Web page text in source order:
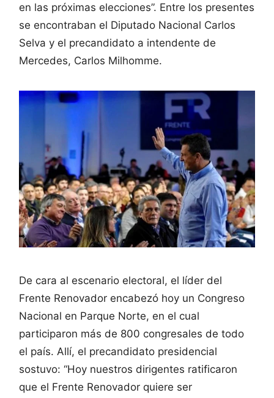
en las próximas elecciones”. Entre los presentes
se encontraban el Diputado Nacional Carlos
Selva y el precandidato a intendente de
Mercedes, Carlos Milhomme.
De cara al escenario electoral, el líder del
Frente Renovador encabezó hoy un Congreso
Nacional en Parque Norte, en el cual
participaron más de 800 congresales de todo
el país. Allí, el precandidato presidencial
sostuvo: “Hoy nuestros dirigentes ratificaron
que el Frente Renovador quiere ser